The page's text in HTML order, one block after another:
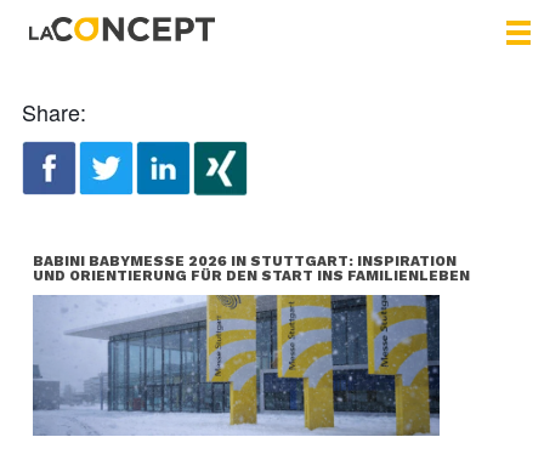
Share:
BABINI BABYMESSE 2026 IN STUTTGART: INSPIRATION
UND ORIENTIERUNG FÜR DEN START INS FAMILIENLEBEN